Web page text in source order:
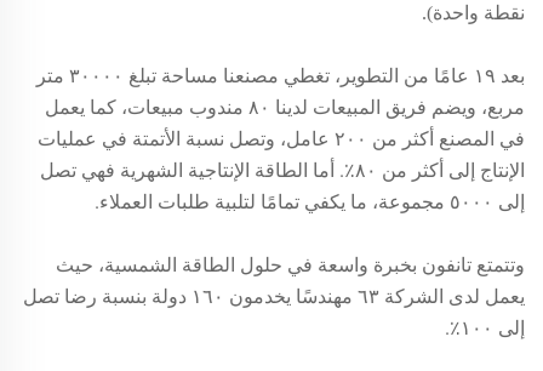
نقطة واحدة).
بعد ١٩ عامًا من التطوير، تغطي مصنعنا مساحة تبلغ ٣٠٠٠٠ متر
مربع، ويضم فريق المبيعات لدينا ٨٠ مندوب مبيعات، كما يعمل
في المصنع أكثر من ٢٠٠ عامل، وتصل نسبة الأتمتة في عمليات
الإنتاج إلى أكثر من ٨٠٪. أما الطاقة الإنتاجية الشهرية فهي تصل
إلى ٥٠٠٠ مجموعة، ما يكفي تمامًا لتلبية طلبات العملاء.
وتتمتع تانفون بخبرة واسعة في حلول الطاقة الشمسية، حيث
يعمل لدى الشركة ٦٣ مهندسًا يخدمون ١٦٠ دولة بنسبة رضا تصل
إلى ١٠٠٪.